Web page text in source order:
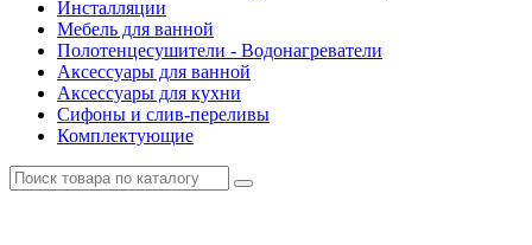
Инсталляции
Мебель для ванной
Полотенцесушители - Водонагреватели
Аксессуары для ванной
Аксессуары для кухни
Сифоны и слив-переливы
Комплектующие